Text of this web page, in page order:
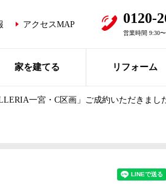
アクセスMAP 0120-
営業時間 9:30
家を建てる リフォーム
一宮・C区画」ご成約いただきまし